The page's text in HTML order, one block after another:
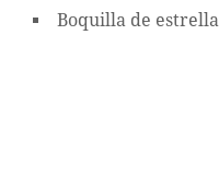
Boquilla de estrella